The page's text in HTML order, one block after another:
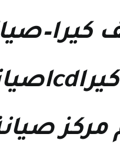
كيرا–
كيراlcdصيانة
مركز